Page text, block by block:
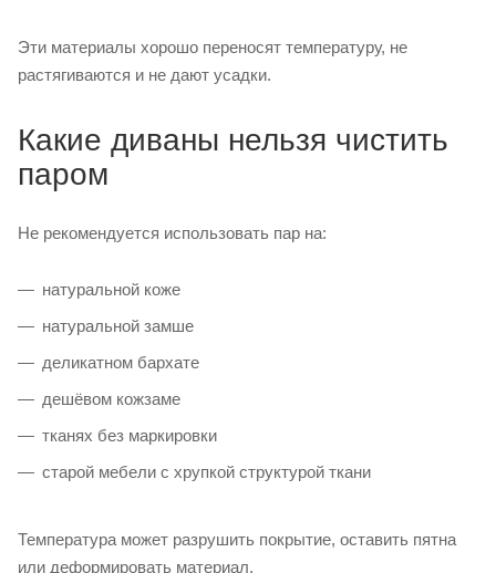
Эти материалы хорошо переносят температуру, не
растягиваются и не дают усадки.
Какие диваны нельзя чистить
паром
Не рекомендуется использовать пар на:
натуральной коже
натуральной замше
деликатном бархате
дешёвом кожзаме
тканях без маркировки
старой мебели с хрупкой структурой ткани
Температура может разрушить покрытие, оставить пятна
или деформировать материал.